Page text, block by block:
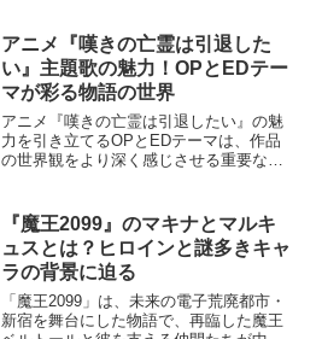
アニメ『嘆きの亡霊は引退した
い』主題歌の魅力！OPとEDテー
マが彩る物語の世界
アニメ『嘆きの亡霊は引退したい』の魅
力を引き立てるOPとEDテーマは、作品
の世界観をより深く感じさせる重要な要
EDテーマは、音楽を通じてどのような魅
力を届けているので...
『魔王2099』のマキナとマルキ
ュスとは？ヒロインと謎多きキャ
ラの背景に迫る
「魔王2099」は、未来の電子荒廃都市・
新宿を舞台にした物語で、再臨した魔王